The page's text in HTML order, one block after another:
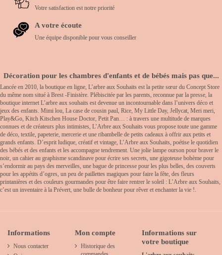
Votre satisfaction est notre priorité
A votre écoute
Une équipe disponible pour vous conseiller
Décoration pour les chambres d'enfants et de bébés mais pas que...
Lancée en 2010, la boutique en ligne, L’arbre aux Souhaits est la petite sœur du Concept Store
du même nom situé à Brest -Finistère. Plébiscitée par les parents, reconnue par la presse, la
boutique internet L’arbre aux souhaits est devenue un incontournable dans l’univers déco et
jeux des enfants. Mimi lou, La case de cousin paul, Rice, My Little Day, Jellycat, Meri meri,
Play&Go, Kitch Kitschen House Doctor, Petit Pan… : à travers une multitude de marques
connues et de créateurs plus intimistes, L’Arbre aux Souhaits vous propose toute une gamme
de déco, textile, papeterie, mercerie et une ribambelle de petits cadeaux à offrir aux petits et
grands enfants. D’esprit ludique, créatif et vintage, L’Arbre aux Souhaits, poétise le quotidien
des bébés et des enfants et les accompagne tendrement. Une jolie lampe ourson pour braver le
noir, un cahier au graphisme scandinave pour écrire ses secrets, une gigoteuse bohème pour
s’endormir au pays des merveilles, une bague de princesse pour les plus belles, des couverts
pour les appétits d’ogres, un peu de paillettes magiques pour faire la fête, des fleurs
printanières et des couleurs gourmandes pour être faire rentrer le soleil : L’Arbre aux Souhaits,
c’est un inventaire à la Prévert, une bulle de bonheur pour rêver et enchanter la vie !.
Informations
Nous contacter
Mon compte
Historique des
Informations sur
votre boutique